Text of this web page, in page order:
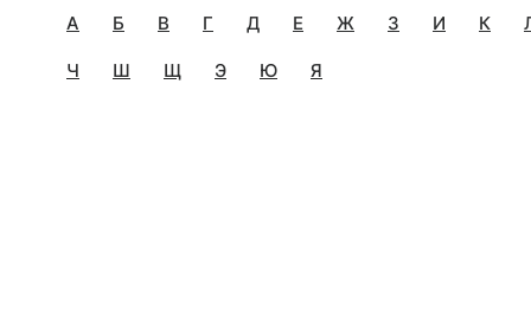
А Б В Г Д Е Ж З И К
Ч Ш Щ Э Ю Я